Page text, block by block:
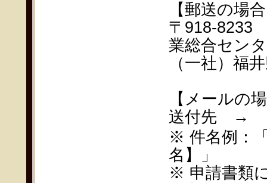
【郵送の場
〒918-8233
業総合セン
（一社）福
【メールの
送付先 →
※ 件名例：
名】」
※ 申請書類